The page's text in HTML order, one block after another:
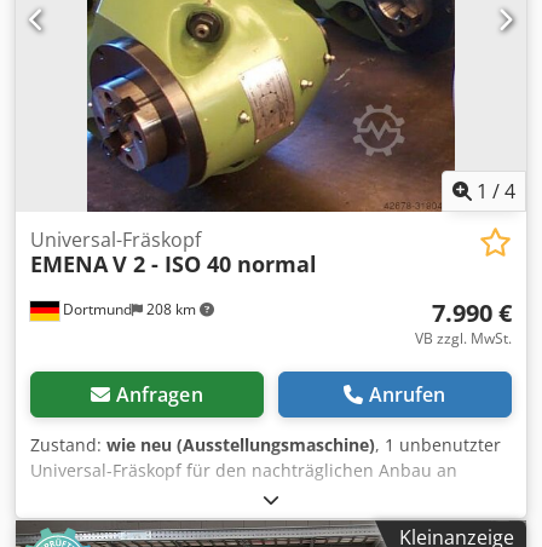
1 /4
Dortmund 208 km
Universal-Fräskopf
EMENAV 2 - ISO 40 normal
7.990 €
VB zzgl. MwSt.
Anfragen Anrufen
Zustand: wie neu (Ausstellungsmaschine), 1 unbenutzter
Universal-Fräskopf für den nachträglichen Anbau an
konventionellen, NC- oder CNC-Fräsmaschinen oder
Bohrwerken jeglicher Art, System "HURON" über 2 Ebenen
Kleinanzeige